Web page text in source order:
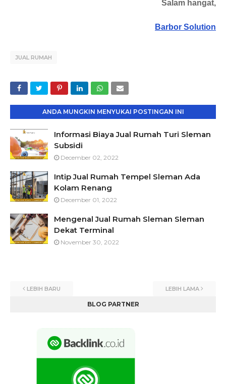
Salam hangat,
Barbor Solution
JUAL RUMAH
ANDA MUNGKIN MENYUKAI POSTINGAN INI
Informasi Biaya Jual Rumah Turi Sleman
Subsidi
December 02, 2022
Intip Jual Rumah Tempel Sleman Ada
Kolam Renang
December 01, 2022
Mengenal Jual Rumah Sleman Sleman
Dekat Terminal
November 30, 2022
LEBIH BARU LEBIH LAMA
BLOG PARTNER